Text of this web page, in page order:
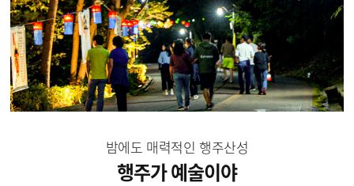
밤에도 매력적인 행주산성
행주가 예술이야